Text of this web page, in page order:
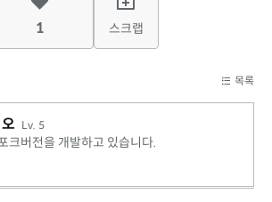
1 스크랩
목록
Lv. 5
크버전을 개발하고 있습니다.